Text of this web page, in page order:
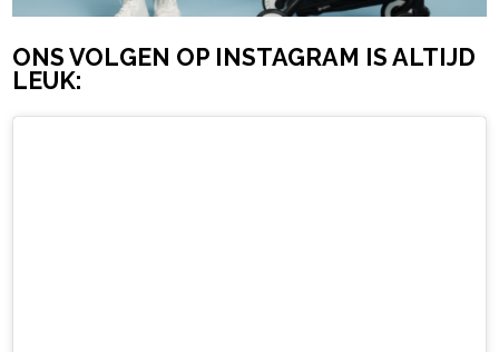
ONS VOLGEN OP INSTAGRAM IS ALTIJD
LEUK: